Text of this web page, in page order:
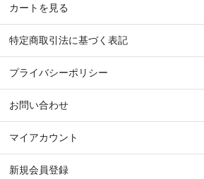
カートを見る
特定商取引法に基づく表記
プライバシーポリシー
お問い合わせ
マイアカウント
新規会員登録